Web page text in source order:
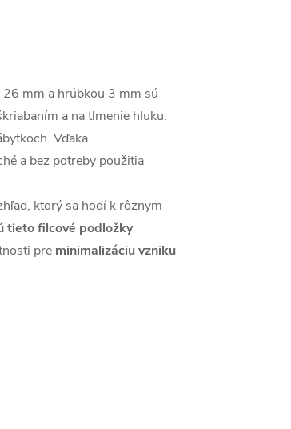
26 mm a hrúbkou 3 mm sú
a na tlmenie hluku.
Vďaka
a bez potreby použitia
ktorý sa hodí k rôznym
tieto filcové podložky
pre minimalizáciu vzniku